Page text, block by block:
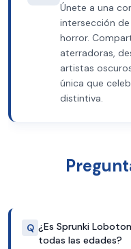
Únete a una
intersección
horror.
aterradoras,
artistas
única que
distintiva.
Q ¿Es Sprunki
todas las edades?